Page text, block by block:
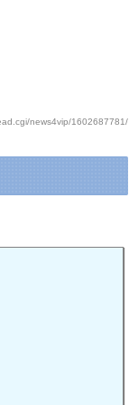
news4vip/1602687781/